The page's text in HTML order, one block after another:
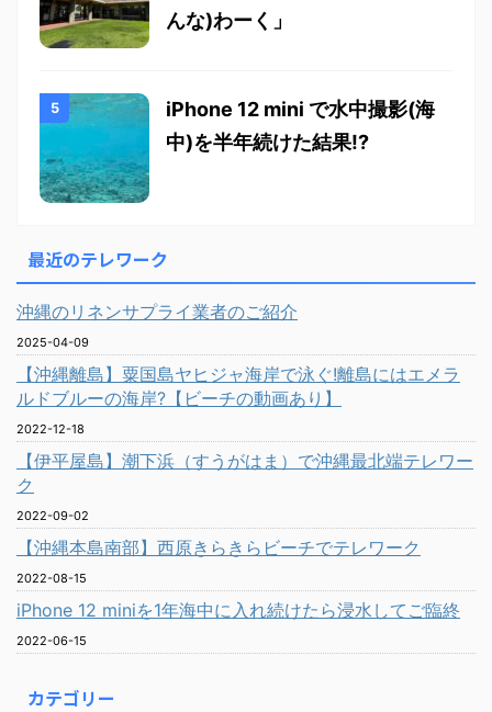
んな)わーく」
iPhone 12 mini で水中撮影(海
中)を半年続けた結果!?
最近のテレワーク
沖縄のリネンサプライ業者のご紹介
2025-04-09
【沖縄離島】粟国島ヤヒジャ海岸で泳ぐ!離島にはエメラ
ルドブルーの海岸?【ビーチの動画あり】
2022-12-18
【伊平屋島】潮下浜（すうがはま）で沖縄最北端テレワー
ク
2022-09-02
【沖縄本島南部】西原きらきらビーチでテレワーク
2022-08-15
iPhone 12 miniを1年海中に入れ続けたら浸水してご臨終
2022-06-15
カテゴリー